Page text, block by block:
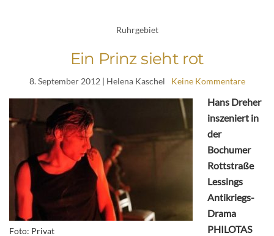
Ruhrgebiet
Ein Prinz sieht rot
8. September 2012| Helena Kaschel Keine Kommentare
Foto: Privat
Hans Dreher
inszeniert in
der
Bochumer
Rottstraße
Lessings
Antikriegs-
Drama
PHILOTAS